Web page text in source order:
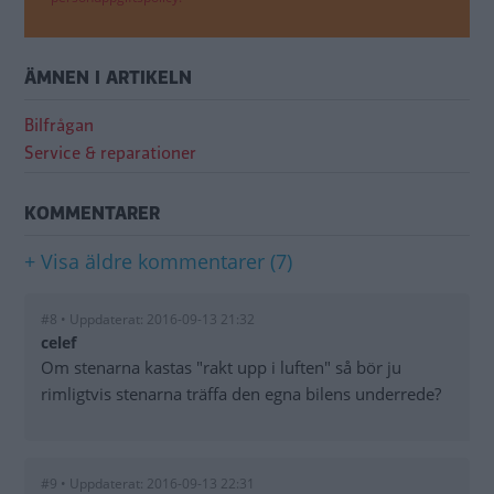
ÄMNEN I ARTIKELN
Bilfrågan
Service & reparationer
KOMMENTARER
+ Visa äldre kommentarer (7)
#8 • Uppdaterat: 2016-09-13 21:32
celef
Om stenarna kastas "rakt upp i luften" så bör ju
rimligtvis stenarna träffa den egna bilens underrede?
#9 • Uppdaterat: 2016-09-13 22:31